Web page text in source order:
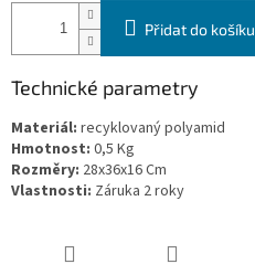
Přidat do košíku
Technické parametry
Materiál: recyklovaný polyamid
Hmotnost: 0,5 Kg
Rozměry: 28x36x16 Cm
Vlastnosti: Záruka 2 roky